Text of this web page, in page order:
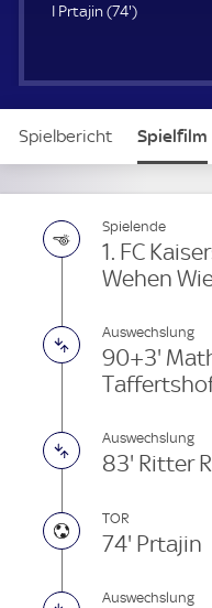
i
t
e
I Prtajin (74'7
u
t
)
Spielbericht Spielfilm
Aufstellung Live
Spielende
1. FC
Wehen
Auswechslung
90+3'
Auswechslung
83' Ritter
TOR
74' Prtajin
Auswechslung